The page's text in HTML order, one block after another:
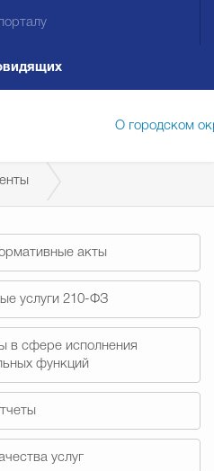
О городском
Дума городского округа
Обращения граждан
акты
услуги 210-ФЗ
в сфере исполнения
функций
услуг